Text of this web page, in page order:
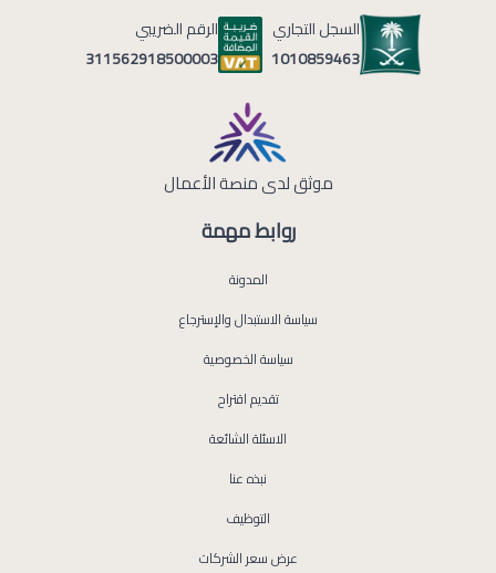
روابط مهمة
المدونة
سياسة الاستبدال والإسترجاع
سياسة الخصوصية
تقديم اقتراح
الاسئلة الشائعة
نبذه عنا
التوظيف
عرض سعر الشركات
السجل التجاري
1010859463
الرقم الضريبي
311562918500003
موثق لدى منصة الأعمال